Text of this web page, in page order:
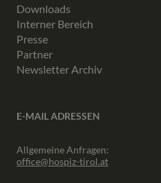
Downloads
Interner Bereich
Presse
Partner
Newsletter Archiv
E-MAIL ADRESSEN
Allgemeine Anfragen:
office@hospiz-tirol.at